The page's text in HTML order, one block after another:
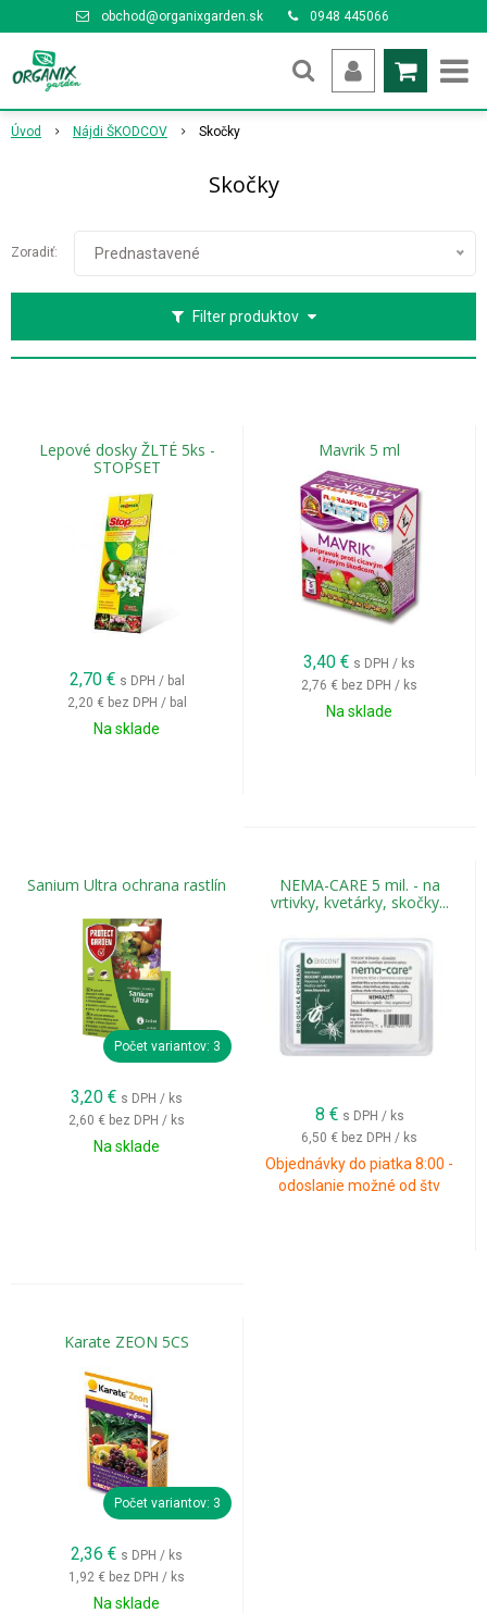
obchod@organixgarden.sk 0948 445066
Úvod Nájdi ŠKODCOV Skočky
Skočky
Filter produktov
Zoradiť: Prednastavené
Lepové dosky ŽLTÉ 5ks -
STOPSET
2,70 € s DPH / bal
2,20 € bez DPH / bal
Na sklade
Mavrik 5 ml
3,40 € s DPH / ks
2,76 € bez DPH / ks
Na sklade
Sanium Ultra ochrana rastlín
Počet variantov: 3
3,20 € s DPH / ks
2,60 € bez DPH / ks
Na sklade
NEMA-CARE 5 mil. - na
vrtivky, kvetárky, skočky...
8 € s DPH / ks
6,50 € bez DPH / ks
Objednávky do piatka 8:00 -
odoslanie možné od štv
Karate ZEON 5CS
Počet variantov: 3
2,36 € s DPH / ks
1,92 € bez DPH / ks
Na sklade